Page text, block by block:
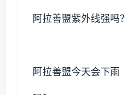
阿拉善盟紫外线强吗？
阿拉善盟今天会下雨